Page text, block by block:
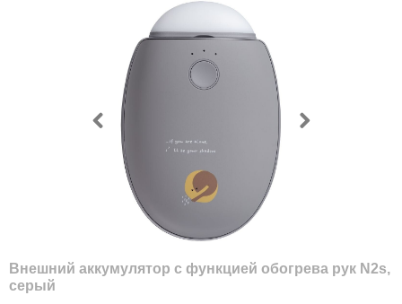
Внешний аккумулятор с функцией обогрева рук N2s,
серый